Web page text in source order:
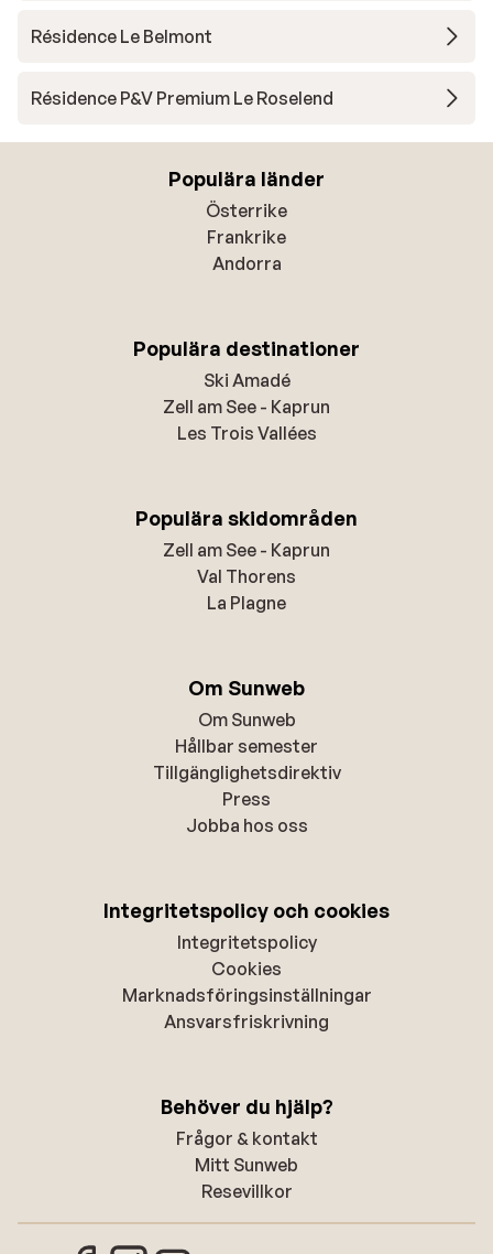
Résidence Le Belmont
Résidence P&V Premium Le Roselend
Populära länder
Österrike
Frankrike
Andorra
Populära destinationer
Ski Amadé
Zell am See - Kaprun
Les Trois Vallées
Populära skidområden
Zell am See - Kaprun
Val Thorens
La Plagne
Om Sunweb
Om Sunweb
Hållbar semester
Tillgänglighetsdirektiv
Press
Jobba hos oss
Integritetspolicy och cookies
Integritetspolicy
Cookies
Marknadsföringsinställningar
Ansvarsfriskrivning
Behöver du hjälp?
Frågor & kontakt
Mitt Sunweb
Resevillkor